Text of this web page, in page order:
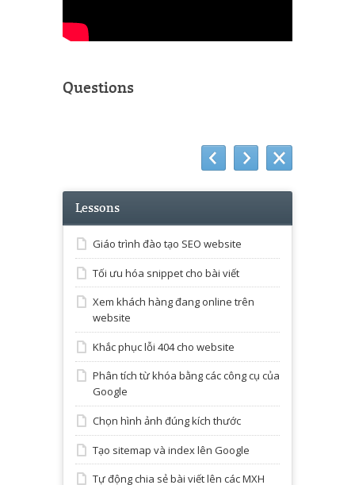
Questions
Lessons
Giáo trình đào tạo SEO website
Tối ưu hóa snippet cho bài viết
Xem khách hàng đang online trên
website
Khắc phục lỗi 404 cho website
Phân tích từ khóa bằng các công cụ của
Google
Chọn hình ảnh đúng kích thước
Tạo sitemap và index lên Google
Tự động chia sẻ bài viết lên các MXH